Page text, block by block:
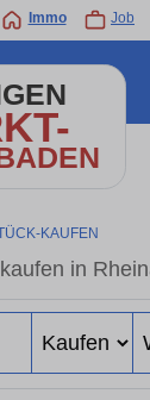
Immo Job
KAUFEN
in